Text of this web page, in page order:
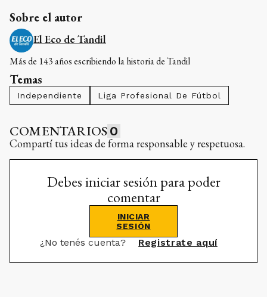
Sobre el autor
El Eco de Tandil
Más de 143 años escribiendo la historia de Tandil
Temas
Independiente Liga Profesional De Fútbol
COMENTARIOS 0
Compartí tus ideas de forma responsable y respetuosa.
Debes iniciar sesión para poder
comentar
INICIAR
SESIÓN
¿No tenés cuenta? Registrate aquí